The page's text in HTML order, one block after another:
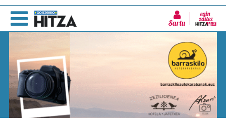
Sartu